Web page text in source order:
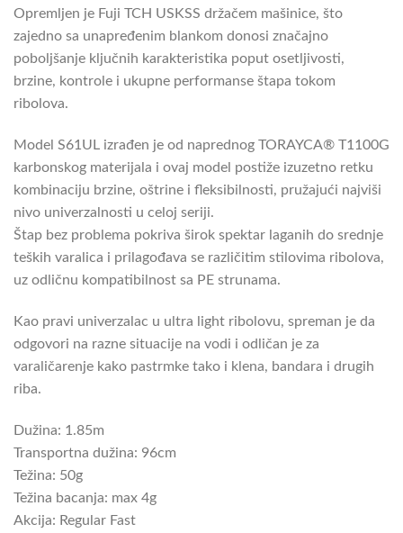
Opremljen je Fuji TCH USKSS držačem mašinice, što
zajedno sa unapređenim blankom donosi značajno
poboljšanje ključnih karakteristika poput osetljivosti,
brzine, kontrole i ukupne performanse štapa tokom
ribolova.
Model S61UL izrađen je od naprednog TORAYCA® T1100G
karbonskog materijala i ovaj model postiže izuzetno retku
kombinaciju brzine, oštrine i fleksibilnosti, pružajući najviši
nivo univerzalnosti u celoj seriji.
Štap bez problema pokriva širok spektar laganih do srednje
teških varalica i prilagođava se različitim stilovima ribolova,
uz odličnu kompatibilnost sa PE strunama.
Kao pravi univerzalac u ultra light ribolovu, spreman je da
odgovori na razne situacije na vodi i odličan je za
varaličarenje kako pastrmke tako i klena, bandara i drugih
riba.
Dužina: 1.85m
Transportna dužina: 96cm
Težina: 50g
Težina bacanja: max 4g
Akcija: Regular Fast